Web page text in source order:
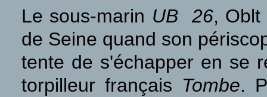
Le sous-marin UB 26, Oblt
de Seine quand son
tente de s'échapper en se
torpilleur français Tombe.